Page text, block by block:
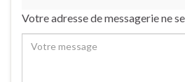
Votre adresse de messagerie ne